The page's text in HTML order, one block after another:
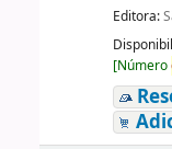
Editora:
[Número